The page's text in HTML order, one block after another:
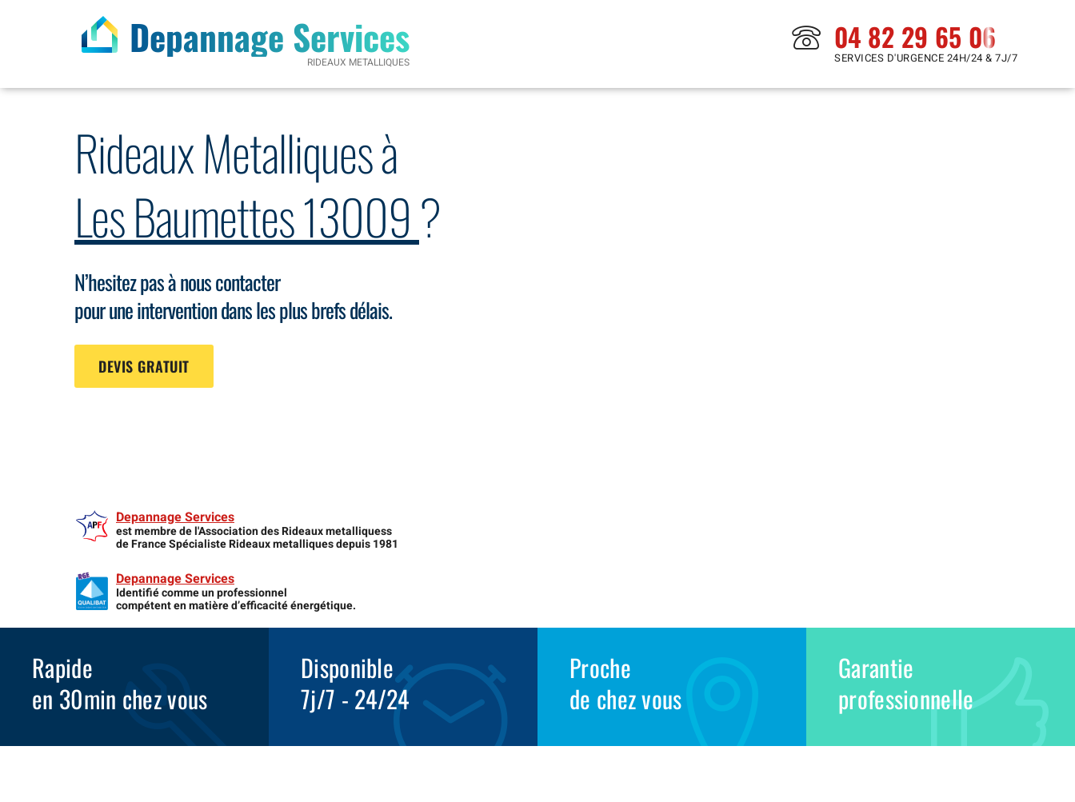
Depannage Services
RIDEAUX METALLIQUES
04 82 29 65 06
SERVICES D'URGENCE 24H/24 & 7J/7
Rideaux Metalliques à
Les Baumettes 13009?
N’hesitez pas à nous contacter
pour une intervention dans les plus brefs délais.
DEVIS GRATUIT
Depannage Services
est membre de l'Association des Rideaux metalliquess
de France Spécialiste Rideaux metalliques depuis 1981
Depannage Services
Identifié comme un professionnel
compétent en matière d’efficacité énergétique.
Rapide
en 30min chez vous
Disponible
7j/7 - 24/24
Proche
de chez vous
Garantie
professionnelle